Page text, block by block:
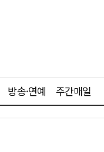
방송·연예 주간매일